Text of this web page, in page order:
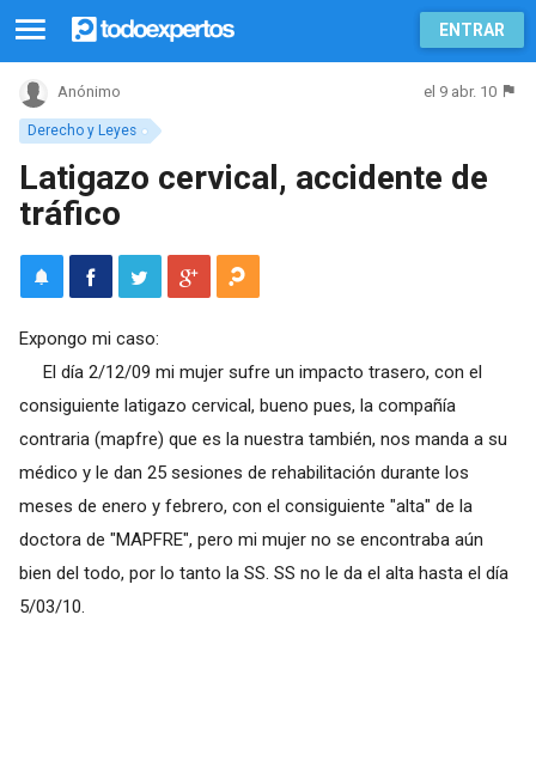
ENTRAR
Derecho y Leyes
Anónimo el 9 abr. 10
Latigazo cervical, accidente de
tráfico
Expongo mi caso:
El día 2/12/09 mi mujer sufre un impacto trasero, con el
consiguiente latigazo cervical, bueno pues, la compañía
contraria (mapfre) que es la nuestra también, nos manda a su
médico y le dan 25 sesiones de rehabilitación durante los
meses de enero y febrero, con el consiguiente "alta" de la
doctora de "MAPFRE", pero mi mujer no se encontraba aún
bien del todo, por lo tanto la SS. SS no le da el alta hasta el día
5/03/10.